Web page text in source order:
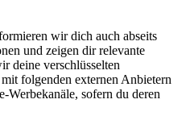
wir dich auch abseits
und zeigen dir relevante
deine verschlüsselten
folgenden externen Anbietern
Werbekanäle, sofern du deren